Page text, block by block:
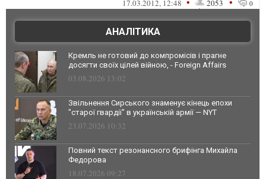
17.03.2012, 12:48 2053 0
АНАЛІТИКА
Кремль не готовий до компромісів і прагне
досягти своїх цілей війною, - Foreign Affairs
03.08.2026 13:02
Звільнення Сирського знаменує кінець епохи
"старої гвардії" в українській армії — NYT
23.07.2026 10:32
Повний текст резонансного брифінга Михайла
Федорова
18.07.2026 09:27